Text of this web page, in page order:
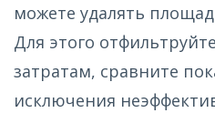
можете удалять
Для этого
затратам, сравните
исключения